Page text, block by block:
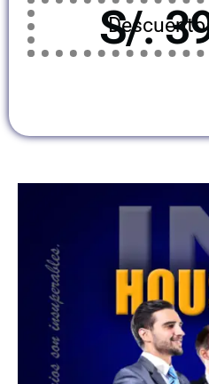
S/.